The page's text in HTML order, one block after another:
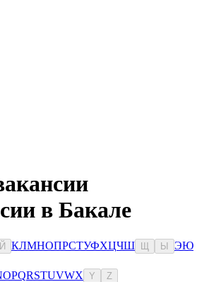
в Бакале
Й КЛМНОПРСТУФХЦЧШ Ы ЭЮ
OPQRSTUVWX Y Z